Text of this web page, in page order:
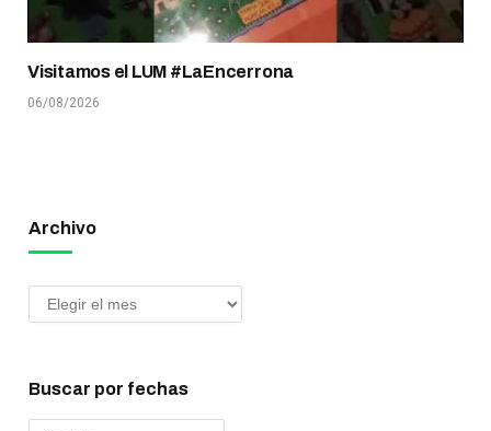
Visitamos el LUM #LaEncerrona
06/08/2026
Archivo
Buscar por fechas